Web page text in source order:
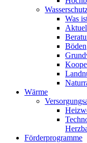
Was
Böden
Wärme
Förderprogramme